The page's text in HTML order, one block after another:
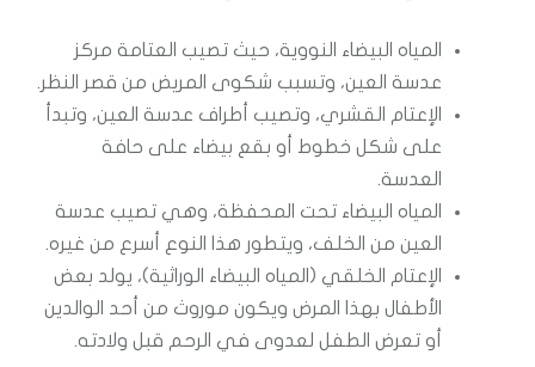
المياه البيضاء النووية، حيث تصيب العتامة مركز
عدسة العين، وتسبب شكوى المريض من قصر النظر.
الإعتام القشري، وتصيب أطراف عدسة العين، وتبدأ
على شكل خطوط أو بقع بيضاء على حافة
العدسة.
المياه البيضاء تحت المحفظة، وهي تصيب عدسة
العين من الخلف، ويتطور هذا النوع أسرع من غيره.
الإعتام الخلقي (المياه البيضاء الوراثية)، يولد بعض
الأطفال بهذا المرض ويكون موروث من أحد الوالدين
أو تعرض الطفل لعدوى في الرحم قبل ولادته.